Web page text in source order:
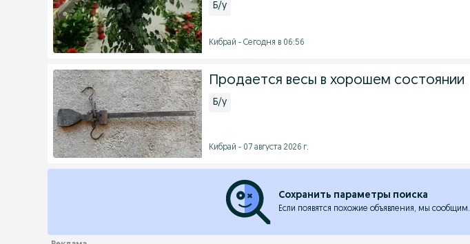
Б/у
Кибрай - Сегодня в 06:56
Продается весы в хорошем состоянии
Б/у
Кибрай - 07 августа 2026 г.
Сохранить параметры поиска
Если появятся похожие объявления, мы сообщим.